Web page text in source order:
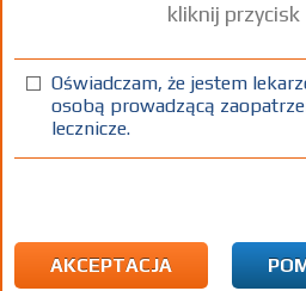
Prostamol uno
Serenoa repens extract
kaps. 320 mg 60
100%
kliknij przycisk
Oświadczam, że jestem
osobą prowadzącą
lecznicze.
AKCEPTACJA